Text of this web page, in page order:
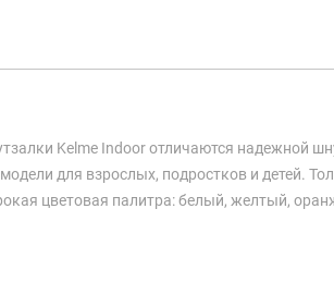
Kelme Indoor отличаются надежной
для взрослых, подростков и детей.
цветовая палитра: белый, желтый,